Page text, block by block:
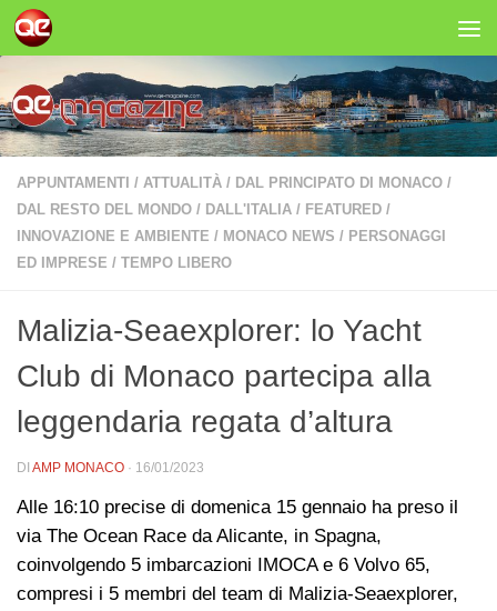
Salta al contenuto
APPUNTAMENTI / ATTUALITÀ / DAL PRINCIPATO DI MONACO /
DAL RESTO DEL MONDO / DALL'ITALIA / FEATURED /
INNOVAZIONE E AMBIENTE / MONACO NEWS / PERSONAGGI
ED IMPRESE / TEMPO LIBERO
Malizia-Seaexplorer: lo Yacht
Club di Monaco partecipa alla
leggendaria regata d’altura
DI AMP MONACO · 16/01/2023
Alle 16:10 precise di domenica 15 gennaio ha preso il
via The Ocean Race da Alicante, in Spagna,
coinvolgendo 5 imbarcazioni IMOCA e 6 Volvo 65,
compresi i 5 membri del team di Malizia-Seaexplorer,